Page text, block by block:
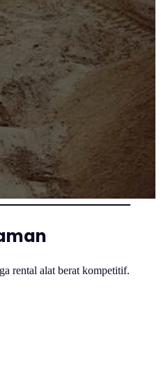
rental alat berat kompetitif.